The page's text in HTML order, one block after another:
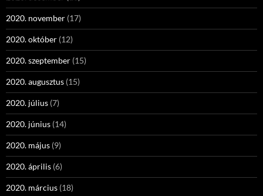
2020. november (17)
2020. október (12)
2020. szeptember (15)
2020. augusztus (15)
2020. július (7)
2020. június (14)
2020. május (9)
2020. április (6)
2020. március (18)